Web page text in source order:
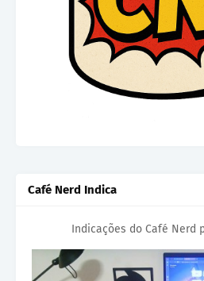
Café Nerd Indica
Indicações do Café Nerd